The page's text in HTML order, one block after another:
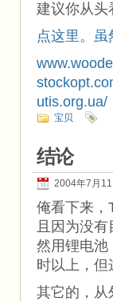
建议你从头
点这里。
utis.org.ua/
宝贝
结论
2004年7月
俺看下来，
且因为没
然用锂电池
时以上，但
其它的，从